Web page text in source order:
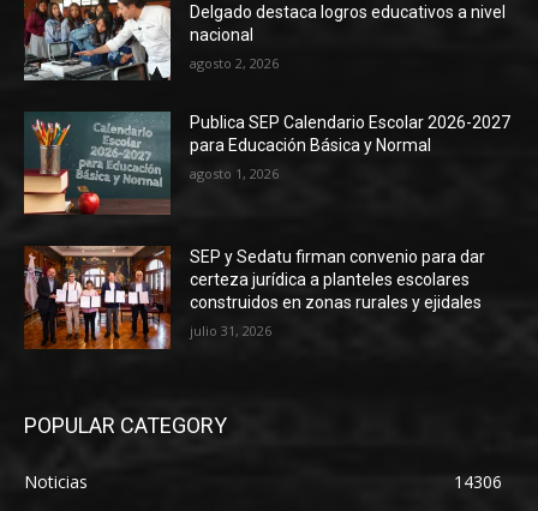
Delgado destaca logros educativos a nivel
nacional
agosto 2, 2026
Publica SEP Calendario Escolar 2026-2027
para Educación Básica y Normal
agosto 1, 2026
SEP y Sedatu firman convenio para dar
certeza jurídica a planteles escolares
construidos en zonas rurales y ejidales
julio 31, 2026
POPULAR CATEGORY
Noticias
14306